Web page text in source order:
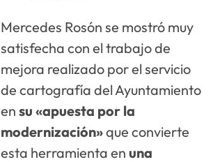
Mercedes Rosón se mostró muy
satisfecha con el trabajo de
mejora realizado por el servicio
de cartografía del Ayuntamiento
ensu «apuesta por la
modernización»que convierte
esta herramienta enuna